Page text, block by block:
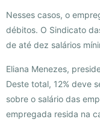
Nesses casos, o
débitos. O Sindicato
de até dez salários
Eliana Menezes,
Deste total, 12% deve
sobre o salário das
empregada resida na